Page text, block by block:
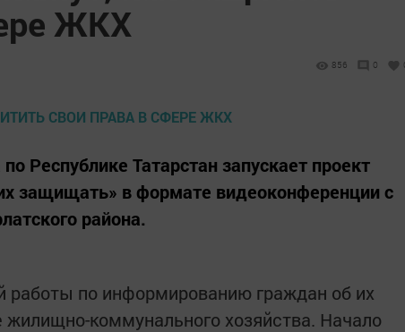
ЖКХ
856 0
Республике Татарстан запускает проект
защищать» в формате видеоконференции с
района.
работы по информированию граждан об их
жилищно-коммунального хозяйства. Начало